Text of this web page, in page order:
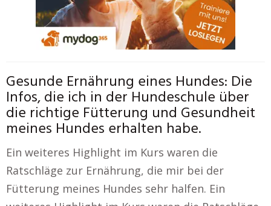
Gesunde Ernährung eines Hundes: Die
Infos, die ich in der Hundeschule über
die richtige Fütterung und Gesundheit
meines Hundes erhalten habe.
Ein weiteres Highlight im Kurs waren die
Ratschläge zur Ernährung, die mir bei der
Fütterung meines Hundes sehr halfen. Ein